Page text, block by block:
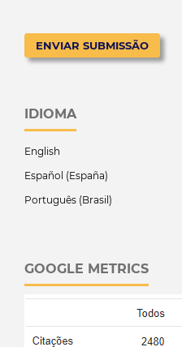
ENVIAR SUBMISSÃO
IDIOMA
English
Español (España)
Português (Brasil)
GOOGLE METRICS